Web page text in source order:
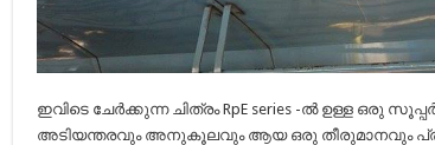
ഇവിടെ ചേർക്കുന്ന ചിത്രം RpE series -ൽ ഉള്ള ഒരു
അടിയന്തരവും അനുകൂലവും ആയ ഒരു തീരുമാനവും